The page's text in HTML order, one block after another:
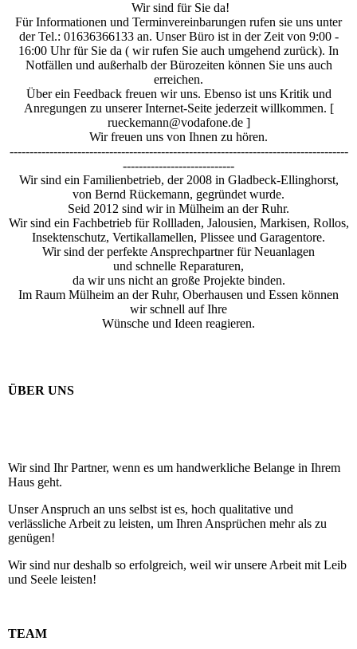
Wir sind für Sie da!
Für Informationen und Terminvereinbarungen rufen sie uns unter
der Tel.: 01636366133 an. Unser Büro ist in der Zeit von 9:00 -
16:00 Uhr für Sie da ( wir rufen Sie auch umgehend zurück). In
Notfällen und außerhalb der Bürozeiten können Sie uns auch
erreichen.
Über ein Feedback freuen wir uns. Ebenso ist uns Kritik und
Anregungen zu unserer Internet-Seite jederzeit willkommen. [
rueckemann@vodafone.de ]
Wir freuen uns von Ihnen zu hören.
-------------------------------------------------------------------------------------
----------------------------
Wir sind ein Familienbetrieb, der 2008 in Gladbeck-Ellinghorst,
von Bernd Rückemann, gegründet wurde.
Seid 2012 sind wir in Mülheim an der Ruhr.
Wir sind ein Fachbetrieb für Rollladen, Jalousien, Markisen, Rollos,
Insektenschutz, Vertikallamellen, Plissee und Garagentore.
Wir sind der perfekte Ansprechpartner für Neuanlagen
und schnelle Reparaturen,
da wir uns nicht an große Projekte binden.
Im Raum Mülheim an der Ruhr, Oberhausen und Essen können
wir schnell auf Ihre
Wünsche und Ideen reagieren.
ÜBER UNS
Wir sind Ihr Partner, wenn es um handwerkliche Belange in Ihrem
Haus geht.
Unser Anspruch an uns selbst ist es, hoch qualitative und
verlässliche Arbeit zu leisten, um Ihren Ansprüchen mehr als zu
genügen!
Wir sind nur deshalb so erfolgreich, weil wir unsere Arbeit mit Leib
und Seele leisten!
TEAM